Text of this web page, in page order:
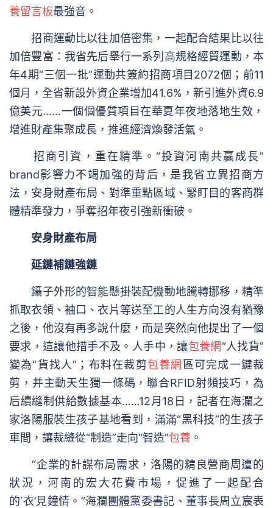
養留言板最強音。
招商運動比以往加倍密集，一起配合結果比以往
加倍豐富：我省先后舉行一系列高規格經貿運動，本
年4期“三個一批”運動共簽約招商項目2072個；前11
個月，全省新設外資企業增加41.6%，新引進外資6.9
億美元……一個個優質項目在華夏年夜地落地生效，
增進財產集聚成長，推進經濟煥發活氣。
招商引資，重在精準。“投資河南共贏成長”
brand影響力不竭加強的背后，是我省立異招商方
法，安身財產布局、對準重點區域、緊盯目的客商群
體精準發力，爭奪招年夜引強新衝破。
安身財產布局
延鏈補鏈強鏈
鑷子外形的智能懸掛裝配機動地騰轉挪移，精準
抓取衣領、袖口、衣片等送至工的人生方向沒有猶豫
之後，他沒有再多說什麼，而是突然向他提出了一個
要求，這讓他措手不及。人手中，讓包養網“人找貨”
變為“貨找人”；布料在裁剪包養網 區可完成一鍵裁
剪，并主動天生獨一條碼，聯合RFID射頻技巧，為
后續縫制供給數據基本……12月18日，記者在海瀾之
家洛陽服裝生孩子基地看到，滿滿“黑科技”的生孩子
車間，讓裁縫從“制造”走向“智造”包養 。
“企業的計謀布局需求，洛陽的精良營商周遭的
狀況，河南的宏大花費市場，促進了一起配合
的‘衣’見鐘情。”海瀾團體黨委書記、董事長周立宸表